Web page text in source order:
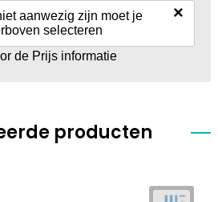
aanwezig zijn moet je
selecteren
×
de Prijs informatie
producten